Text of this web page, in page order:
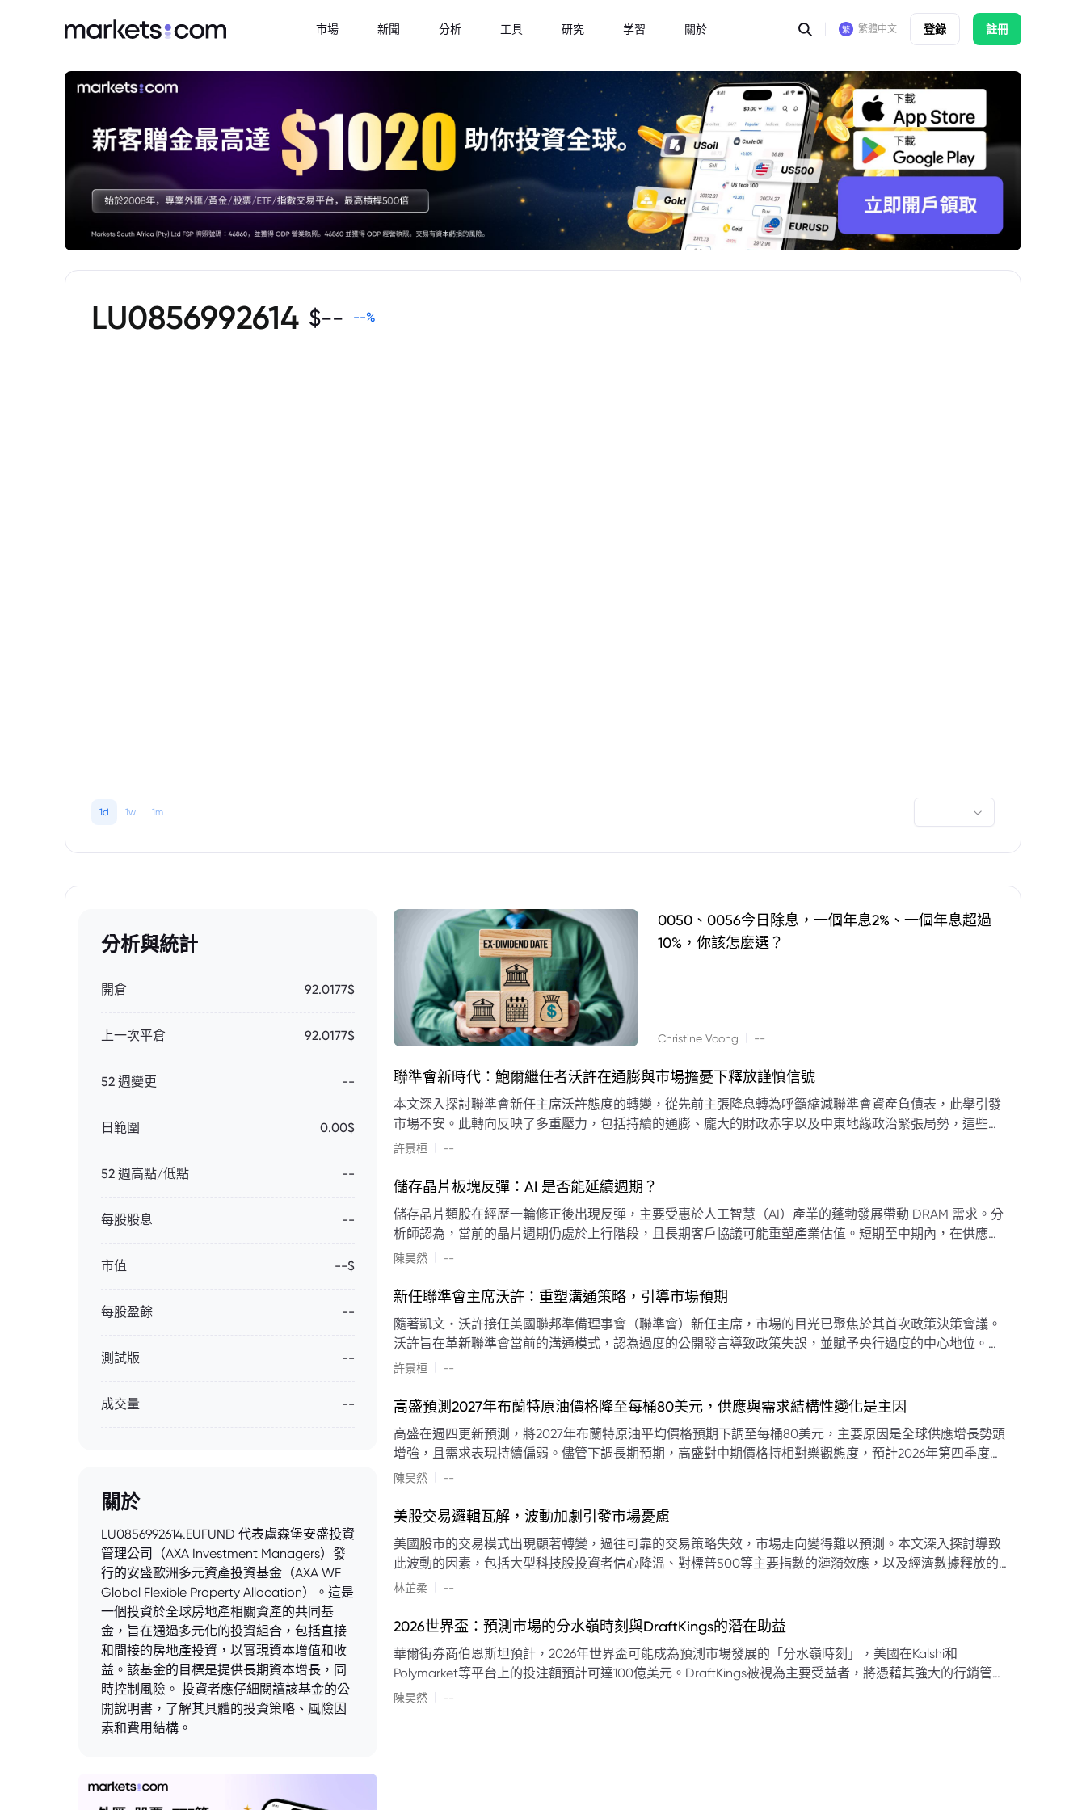
市場 新聞 分析 工具 研究 学習 關於 繁體中文 登錄 註冊
LU0856992614 $-- --%
1d 1w 1m
分析與統計
開倉 92.0177$
上一次平倉 92.0177$
52 週變更 --
日範圍 0.00$
52 週高點/低點 --
每股股息 --
市值 --$
每股盈餘 --
測試版 --
成交量 --
關於
LU0856992614.EUFUND 代表盧森堡安盛投資
管理公司（AXA Investment Managers）發
行的安盛歐洲多元資產投資基金（AXA WF
Global Flexible Property Allocation）。這是
一個投資於全球房地產相關資產的共同基
金，旨在通過多元化的投資組合，包括直接
和間接的房地產投資，以實現資本增值和收
益。該基金的目標是提供長期資本增長，同
時控制風險。 投資者應仔細閱讀該基金的公
開說明書，了解其具體的投資策略、風險因
素和費用結構。
0050、0056今日除息，一個年息2%、一個年息超過
10%，你該怎麼選？
Christine Voong --
聯準會新時代：鮑爾繼任者沃許在通膨與市場擔憂下釋放謹慎信號
本文深入探討聯準會新任主席沃許態度的轉變，從先前主張降息轉為呼籲縮減聯準會資產負債表，此舉引發
市場不安。此轉向反映了多重壓力，包括持續的通膨、龐大的財政赤字以及中東地緣政治緊張局勢，這些因
素限制了聯準會實施降息或激進縮減資產負債表的空間。專家預計將進入政策觀望期，重點將放在維持較高
許景桓 --
儲存晶片板塊反彈：AI 是否能延續週期？
儲存晶片類股在經歷一輪修正後出現反彈，主要受惠於人工智慧（AI）產業的蓬勃發展帶動 DRAM 需求。分
析師認為，當前的晶片週期仍處於上行階段，且長期客戶協議可能重塑產業估值。短期至中期內，在供應受
限的支撐下，價格預期將持續走高。
陳昊然 --
新任聯準會主席沃許：重塑溝通策略，引導市場預期
隨著凱文・沃許接任美國聯邦準備理事會（聯準會）新任主席，市場的目光已聚焦於其首次政策決策會議。
沃許旨在革新聯準會當前的溝通模式，認為過度的公開發言導致政策失誤，並賦予央行過度的中心地位。他
計畫重塑政策預期的發布方式及其頻率，目標是減少對預期市場信號的依賴，並強化對經濟基本面的關注。
許景桓 --
高盛預測2027年布蘭特原油價格降至每桶80美元，供應與需求結構性變化是主因
高盛在週四更新預測，將2027年布蘭特原油平均價格預期下調至每桶80美元，主要原因是全球供應增長勢頭
增強，且需求表現持續偏弱。儘管下調長期預期，高盛對中期價格持相對樂觀態度，預計2026年第四季度布
蘭特原油均價為每桶90美元。該行認為，美國、巴西、圭亞那、委內瑞拉及阿聯酋的產量提升，加上需求端
其影響低於預期，二季度的全球供應缺口（每日500萬至600萬桶）因需求疲軟和市場已存在的供過於求而
口受阻持續，2026年底油價可能升至每桶110美元以上，極端情況下2027年甚至可能觸及140美元。相對地，
若供應快速恢復且需求進一步走弱，2026年底油價可能回落至每桶70美元左右，2027年則可能降至每桶60
美元。
陳昊然 --
美股交易邏輯瓦解，波動加劇引發市場憂慮
美國股市的交易模式出現顯著轉變，過往可靠的交易策略失效，市場走向變得難以預測。本文深入探討導致
此波動的因素，包括大型科技股投資者信心降溫、對標普500等主要指數的漣漪效應，以及經濟數據釋放的
矛盾信號。專家意見顯示，雙向交易與市場震盪加劇將成為新常態。重點摘要包括：先前「逢低買入」策略
點：** * **交易邏輯轉變：** 順勢做多的市場邏輯已瓦解，市場走向變得難以預測。 * **科技股信心減弱：**
現顯著的單日反轉幅度，整體市場穩定性大幅下降。 * **經濟數據拉扯：** 經濟數據表現出韌性與聯準會緊
縮貨幣政策預期升溫之間形成拉扯，加劇市場不確定性。 * **專家預期：** 預計將持續出現板塊輪動與風格
切換，投資者意見分歧程度處於極高水平。 * **聚焦聯準會：** 聯準會的利率決議及後續記者會，被視為短
林芷柔 --
2026世界盃：預測市場的分水嶺時刻與DraftKings的潛在助益
華爾街券商伯恩斯坦預計，2026年世界盃可能成為預測市場發展的「分水嶺時刻」，美國在Kalshi和
Polymarket等平台上的投注額預計可達100億美元。DraftKings被視為主要受益者，將憑藉其強大的行銷管
道、西班牙語轉播權以及對預測市場業務的拓展，為即將到來的NFL賽季做準備。
陳昊然 --